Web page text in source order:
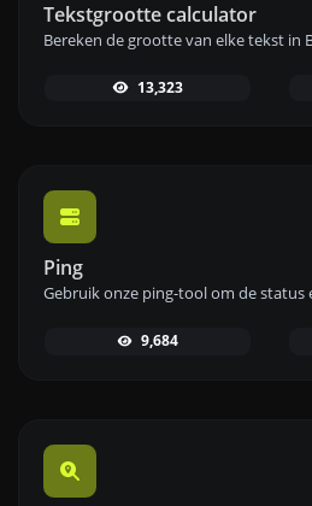
Tekstgrootte calculator
13,323
Ping
9,684